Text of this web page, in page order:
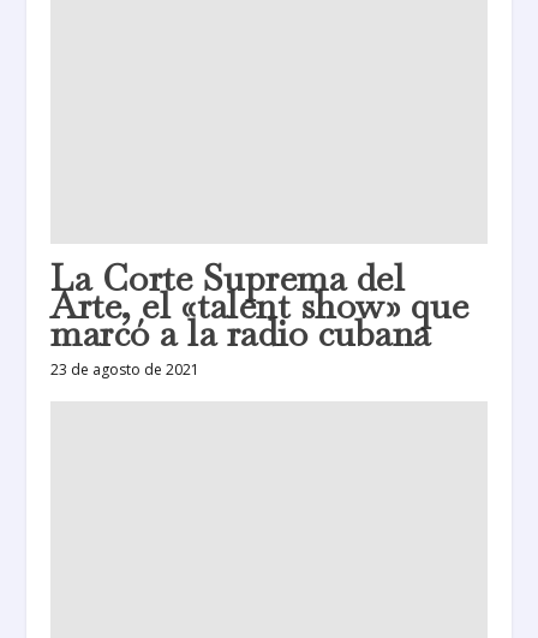
La Corte Suprema del
Arte, el «talent show» que
marcó a la radio cubana
23 de agosto de 2021